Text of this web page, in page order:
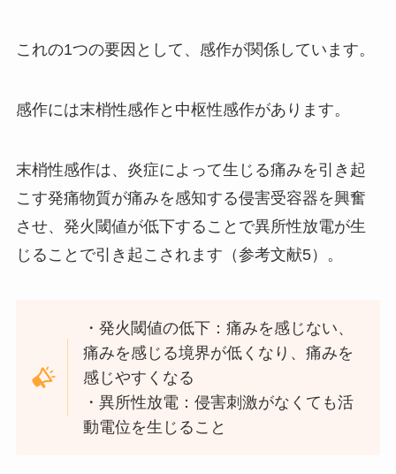
これの1つの要因として、感作が関係しています。
感作には末梢性感作と中枢性感作があります。
末梢性感作は、炎症によって生じる痛みを引き起
こす発痛物質が痛みを感知する侵害受容器を興奮
させ、発火閾値が低下することで異所性放電が生
じることで引き起こされます（参考文献5）。
・発火閾値の低下：痛みを感じない、
痛みを感じる境界が低くなり、痛みを
感じやすくなる
・異所性放電：侵害刺激がなくても活
動電位を生じること